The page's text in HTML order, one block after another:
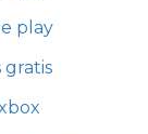
play
gratis